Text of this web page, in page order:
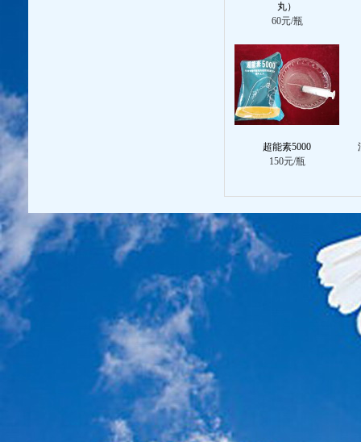
丸）
60元/瓶
超能素5000
150元/瓶